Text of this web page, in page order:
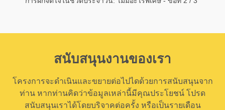
สนับสนุนงานของเรา
โครงการจะดำเนินและขยายต่อไปไดด้วยการสนับสนุนจาก
ท่าน หากท่านคิดว่าข้อมูลเหล่านี้มีคุณประโยชน์ โปรด
สนับสนุนเราได้โดยบริจาคต่อครั้ง หรือเป็นรายเดือน